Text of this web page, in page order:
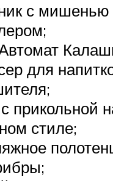
с мишенью
для
прикольной
стиле;